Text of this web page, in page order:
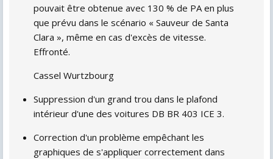
pouvait être obtenue avec 130 % de PA en plus
que prévu dans le scénario « Sauveur de Santa
Clara », même en cas d'excès de vitesse.
Effronté.
Cassel Wurtzbourg
Suppression d'un grand trou dans le plafond
intérieur d'une des voitures DB BR 403 ICE 3.
Correction d'un problème empêchant les
graphiques de s'appliquer correctement dans